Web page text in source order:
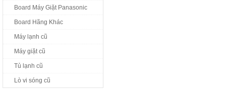
Board Máy Giặt Panasonic
Board Hãng Khác
Máy lạnh cũ
Máy giặt cũ
Tủ lạnh cũ
Lò vi sóng cũ